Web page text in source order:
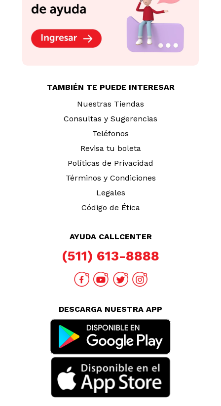
TAMBIÉN TE PUEDE INTERESAR
Nuestras Tiendas
Consultas y Sugerencias
Teléfonos
Revisa tu boleta
Políticas de Privacidad
Términos y Condiciones
Legales
Código de Ética
AYUDA CALLCENTER
(511) 613-8888
DESCARGA NUESTRA APP